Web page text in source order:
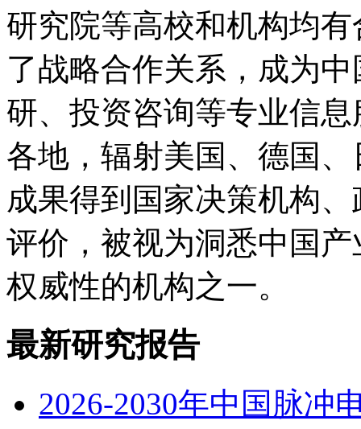
研究院等高校和机构均
了战略合作关系，成为
研、投资咨询等专业信
各地，辐射美国、德国
成果得到国家决策机构
评价，被视为洞悉中国
权威性的机构之一。
最新研究报告
2026-2030年中国脉冲